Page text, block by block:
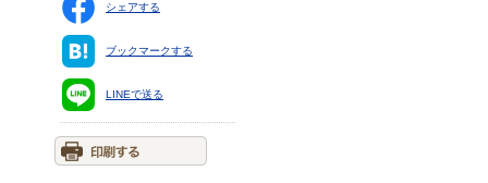
シェアする
ブックマークする
LINEで送る